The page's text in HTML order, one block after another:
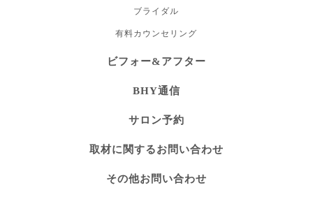
ブライダル
有料カウンセリング
ビフォー&アフター
BHY通信
サロン予約
取材に関するお問い合わせ
その他お問い合わせ